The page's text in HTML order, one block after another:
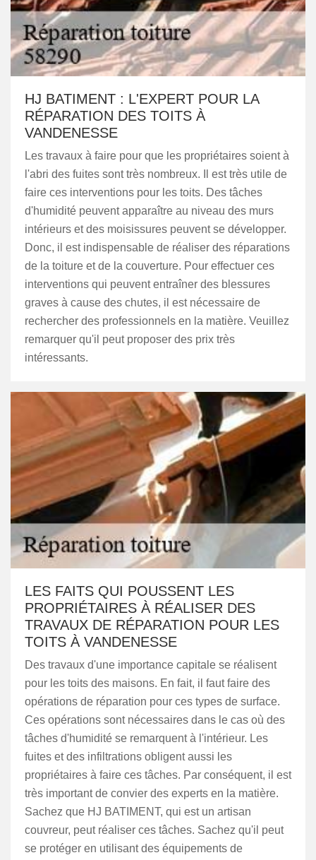
HJ BATIMENT : L'EXPERT POUR LA
RÉPARATION DES TOITS À
VANDENESSE
Les travaux à faire pour que les propriétaires soient à
l'abri des fuites sont très nombreux. Il est très utile de
faire ces interventions pour les toits. Des tâches
d'humidité peuvent apparaître au niveau des murs
intérieurs et des moisissures peuvent se développer.
Donc, il est indispensable de réaliser des réparations
de la toiture et de la couverture. Pour effectuer ces
interventions qui peuvent entraîner des blessures
graves à cause des chutes, il est nécessaire de
rechercher des professionnels en la matière. Veuillez
remarquer qu'il peut proposer des prix très
intéressants.
LES FAITS QUI POUSSENT LES
PROPRIÉTAIRES À RÉALISER DES
TRAVAUX DE RÉPARATION POUR LES
TOITS À VANDENESSE
Des travaux d'une importance capitale se réalisent
pour les toits des maisons. En fait, il faut faire des
opérations de réparation pour ces types de surface.
Ces opérations sont nécessaires dans le cas où des
tâches d'humidité se remarquent à l'intérieur. Les
fuites et des infiltrations obligent aussi les
propriétaires à faire ces tâches. Par conséquent, il est
très important de convier des experts en la matière.
Sachez que HJ BATIMENT, qui est un artisan
couvreur, peut réaliser ces tâches. Sachez qu'il peut
se protéger en utilisant des équipements de